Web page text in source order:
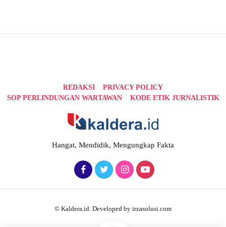
REDAKSI
PRIVACY POLICY
SOP PERLINDUNGAN WARTAWAN
KODE ETIK JURNALISTIK
Hangat, Mendidik, Mengungkap Fakta
© Kaldera.id. Developed by irzasolusi.com